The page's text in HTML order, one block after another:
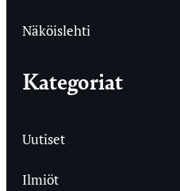
Näköislehti
Kategoriat
Uutiset
Ilmiöt